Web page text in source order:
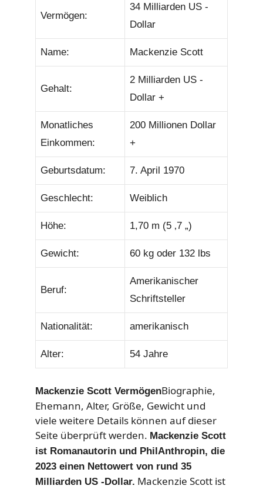
Vermögen:
34 Milliarden US -
Dollar
Name: Mackenzie Scott
Gehalt:
2 Milliarden US -
Dollar +
Monatliches
Einkommen:
200 Millionen Dollar
+
Geburtsdatum: 7. April 1970
Geschlecht: Weiblich
Höhe: 1,70 m (5 ‚7 „)
Gewicht: 60 kg oder 132 lbs
Beruf:
Amerikanischer
Schriftsteller
Nationalität: amerikanisch
Alter: 54 Jahre
Mackenzie Scott VermögenBiographie,
Ehemann, Alter, Größe, Gewicht und
viele weitere Details können auf dieser
Seite überprüft werden. Mackenzie Scott
ist Romanautorin und PhilAnthropin, die
2023 einen Nettowert von rund 35
Milliarden US -Dollar. Mackenzie Scott ist